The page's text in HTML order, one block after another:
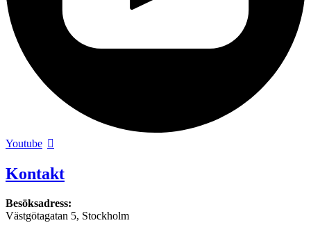
Youtube
Kontakt
Besöksadress:
Västgötagatan 5, Stockholm